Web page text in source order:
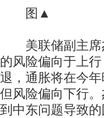
图▲
美联储副主席
的风险偏向于上
退，通胀将在今
但风险偏向下行
到中东问题导致